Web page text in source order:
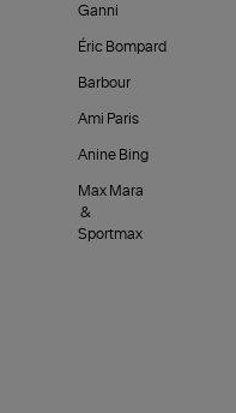
Ganni
Éric Bompard
Barbour
Ami Paris
Anine Bing
Max Mara
&
Sportmax